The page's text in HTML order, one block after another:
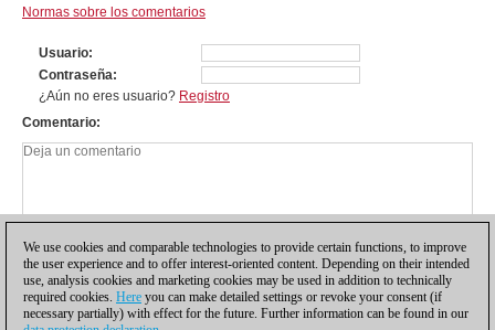
Normas sobre los comentarios
Usuario
Contraseña
¿Aún no eres usuario? Registro
Comentario
We use cookies and comparable technologies to provide certain functions, to improve
the user experience and to offer interest-oriented content. Depending on their intended
use, analysis cookies and marketing cookies may be used in addition to technically
required cookies. Here you can make detailed settings or revoke your consent (if
necessary partially) with effect for the future. Further information can be found in our